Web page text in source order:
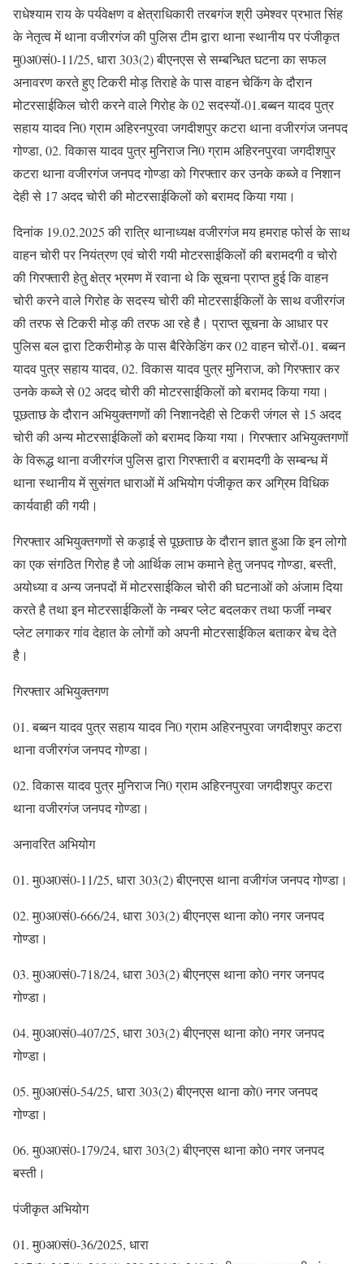
राधेश्याम राय के पर्यवेक्षण व क्षेत्राधिकारी तरबगंज श्री उमेश्वर प्रभात सिंह
के नेतृत्व में थाना वजीरगंज की पुलिस टीम द्वारा थाना स्थानीय पर पंजीकृत
मु0अ0सं0-11/25, धारा 303(2) बीएनएस से सम्बन्धित घटना का सफल
अनावरण करते हुए टिकरी मोड़ तिराहे के पास वाहन चेकिंग के दौरान
मोटरसाईकिल चोरी करने वाले गिरोह के 02 सदस्यों-01.बब्बन यादव पुत्र
सहाय यादव नि0 ग्राम अहिरनपुरवा जगदीशपुर कटरा थाना वजीरगंज जनपद
गोण्डा, 02. विकास यादव पुत्र मुनिराज नि0 ग्राम अहिरनपुरवा जगदीशपुर
कटरा थाना वजीरगंज जनपद गोण्डा को गिरफ्तार कर उनके कब्जे व निशान
देही से 17 अदद चोरी की मोटरसाईकिलों को बरामद किया गया।
दिनांक 19.02.2025 की रात्रि थानाध्यक्ष वजीरगंज मय हमराह फोर्स के साथ
वाहन चोरी पर नियंत्रण एवं चोरी गयी मोटरसाईकिलों की बरामदगी व चोरो
की गिरफ्तारी हेतु क्षेत्र भ्रमण में रवाना थे कि सूचना प्राप्त हुई कि वाहन
चोरी करने वाले गिरोह के सदस्य चोरी की मोटरसाईकिलों के साथ वजीरगंज
की तरफ से टिकरी मोड़ की तरफ आ रहे है। प्राप्त सूचना के आधार पर
पुलिस बल द्वारा टिकरीमोड़ के पास बैरिकेडिंग कर 02 वाहन चोरों-01. बब्बन
यादव पुत्र सहाय यादव, 02. विकास यादव पुत्र मुनिराज, को गिरफ्तार कर
उनके कब्जे से 02 अदद चोरी की मोटरसाईकिलों को बरामद किया गया।
पूछताछ के दौरान अभियुक्तगणों की निशानदेही से टिकरी जंगल से 15 अदद
चोरी की अन्य मोटरसाईकिलों को बरामद किया गया। गिरफ्तार अभियुक्तगणों
के विरूद्ध थाना वजीरगंज पुलिस द्वारा गिरफ्तारी व बरामदगी के सम्बन्ध में
थाना स्थानीय में सुसंगत धाराओं में अभियोग पंजीकृत कर अग्रिम विधिक
कार्यवाही की गयी।
गिरफ्तार अभियुक्तगणों से कड़ाई से पूछताछ के दौरान ज्ञात हुआ कि इन लोगो
का एक संगठित गिरोह है जो आर्थिक लाभ कमाने हेतु जनपद गोण्डा, बस्ती,
अयोध्या व अन्य जनपदों में मोटरसाईकिल चोरी की घटनाओं को अंजाम दिया
करते है तथा इन मोटरसाईकिलों के नम्बर प्लेट बदलकर तथा फर्जी नम्बर
प्लेट लगाकर गांव देहात के लोगों को अपनी मोटरसाईकिल बताकर बेच देते
है।
गिरफ्तार अभियुक्तगण
01. बब्बन यादव पुत्र सहाय यादव नि0 ग्राम अहिरनपुरवा जगदीशपुर कटरा
थाना वजीरगंज जनपद गोण्डा।
02. विकास यादव पुत्र मुनिराज नि0 ग्राम अहिरनपुरवा जगदीशपुर कटरा
थाना वजीरगंज जनपद गोण्डा।
अनावरित अभियोग
01. मु0अ0सं0-11/25, धारा 303(2) बीएनएस थाना वजीगंज जनपद गोण्डा।
02. मु0अ0सं0-666/24, धारा 303(2) बीएनएस थाना को0 नगर जनपद
गोण्डा।
03. मु0अ0सं0-718/24, धारा 303(2) बीएनएस थाना को0 नगर जनपद
गोण्डा।
04. मु0अ0सं0-407/25, धारा 303(2) बीएनएस थाना को0 नगर जनपद
गोण्डा।
05. मु0अ0सं0-54/25, धारा 303(2) बीएनएस थाना को0 नगर जनपद
गोण्डा।
06. मु0अ0सं0-179/24, धारा 303(2) बीएनएस थाना को0 नगर जनपद
बस्ती।
पंजीकृत अभियोग
01. मु0अ0सं0-36/2025, धारा